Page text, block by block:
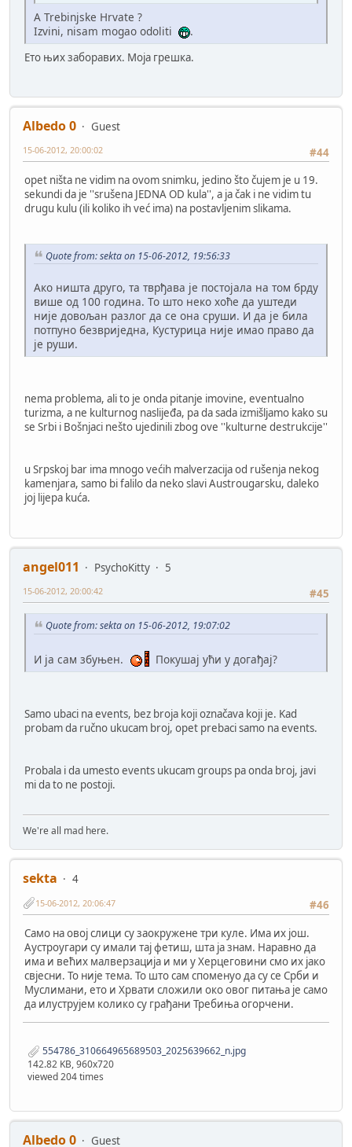
A Trebinjske Hrvate ?
Izvini, nisam mogao odoliti
.
Ето њих заборавих. Моја грешка.
Albedo 0
Guest
#44
15-06-2012, 20:00:02
opet ništa ne vidim na ovom snimku, jedino što čujem je u 19.
sekundi da je ''srušena JEDNA OD kula'', a ja čak i ne vidim tu
drugu kulu (ili koliko ih već ima) na postavljenim slikama.
Quote from: sekta on 15-06-2012, 19:56:33
Ако ништа друго, та тврђава је постојала на том брду
више од 100 година. То што неко хоће да уштеди
није довољан разлог да се она сруши. И да је била
потпуно безвриједна, Кустурица није имао право да
је руши.
nema problema, ali to je onda pitanje imovine, eventualno
turizma, a ne kulturnog naslijeđa, pa da sada izmišljamo kako su
se Srbi i Bošnjaci nešto ujedinili zbog ove ''kulturne destrukcije''
u Srpskoj bar ima mnogo većih malverzacija od rušenja nekog
kamenjara, samo bi falilo da neko slavi Austrougarsku, daleko
joj lijepa kuća.
angel011 PsychoKitty
5
#45
15-06-2012, 20:00:42
Quote from: sekta on 15-06-2012, 19:07:02
И ја сам збуњен. Покушај ући у догађај?
Samo ubaci na events, bez broja koji označava koji je. Kad
probam da ručno ukucam broj, opet prebaci samo na events.
Probala i da umesto events ukucam groups pa onda broj, javi
mi da to ne postoji.
We're all mad here.
sekta
4
#46
15-06-2012, 20:06:47
Само на овој слици су заокружене три куле. Има их још.
Аустроугари су имали тај фетиш, шта ја знам. Наравно да
има и већих малверзација и ми у Херцеговини смо их јако
свјесни. То није тема. То што сам споменуо да су се Срби и
Муслимани, ето и Хрвати сложили око овог питања је само
да илуструјем колико су грађани Требиња огорчени.
554786_310664965689503_2025639662_n.jpg
142.82 KB, 960x720
viewed 204 times
Albedo 0 Guest